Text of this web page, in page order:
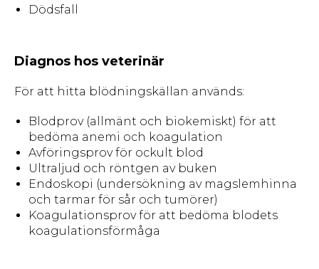
Dödsfall
Diagnos hos veterinär
För att hitta blödningskällan används:
Blodprov (allmänt och biokemiskt) för att
bedöma anemi och koagulation
Avföringsprov för ockult blod
Ultraljud och röntgen av buken
Endoskopi (undersökning av magslemhinna
och tarmar för sår och tumörer)
Koagulationsprov för att bedöma blodets
koagulationsförmåga